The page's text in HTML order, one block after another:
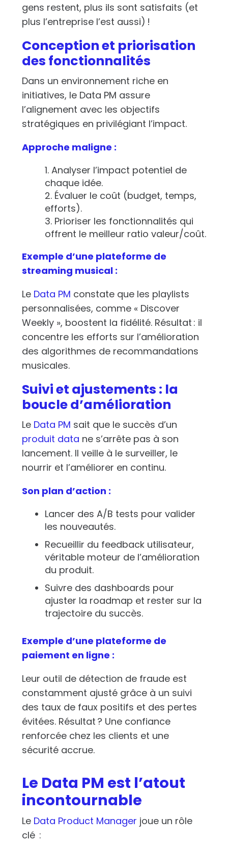
gens restent, plus ils sont satisfaits (et
plus l’entreprise l’est aussi) !
Conception et priorisation
des fonctionnalités
Dans un environnement riche en
initiatives, le Data PM assure
l’alignement avec les objectifs
stratégiques en privilégiant l’impact.
Approche maligne :
Analyser l’impact potentiel de
chaque idée.
Évaluer le coût (budget, temps,
efforts).
Prioriser les fonctionnalités qui
offrent le meilleur ratio valeur/coût.
Exemple d’une plateforme de
streaming musical :
Le Data PM constate que les playlists
personnalisées, comme « Discover
Weekly », boostent la fidélité. Résultat : il
concentre les efforts sur l’amélioration
des algorithmes de recommandations
musicales.
Suivi et ajustements : la
boucle d’amélioration
Le Data PM sait que le succès d’un
produit data ne s’arrête pas à son
lancement. Il veille à le surveiller, le
nourrir et l’améliorer en continu.
Son plan d’action :
Lancer des A/B tests pour valider
les nouveautés.
Recueillir du feedback utilisateur,
véritable moteur de l’amélioration
du produit.
Suivre des dashboards pour
ajuster la roadmap et rester sur la
trajectoire du succès.
Exemple d’une plateforme de
paiement en ligne :
Leur outil de détection de fraude est
constamment ajusté grâce à un suivi
des taux de faux positifs et des pertes
évitées. Résultat ? Une confiance
renforcée chez les clients et une
sécurité accrue.
Le Data PM est l’atout
incontournable
Le Data Product Manager joue un rôle
clé :